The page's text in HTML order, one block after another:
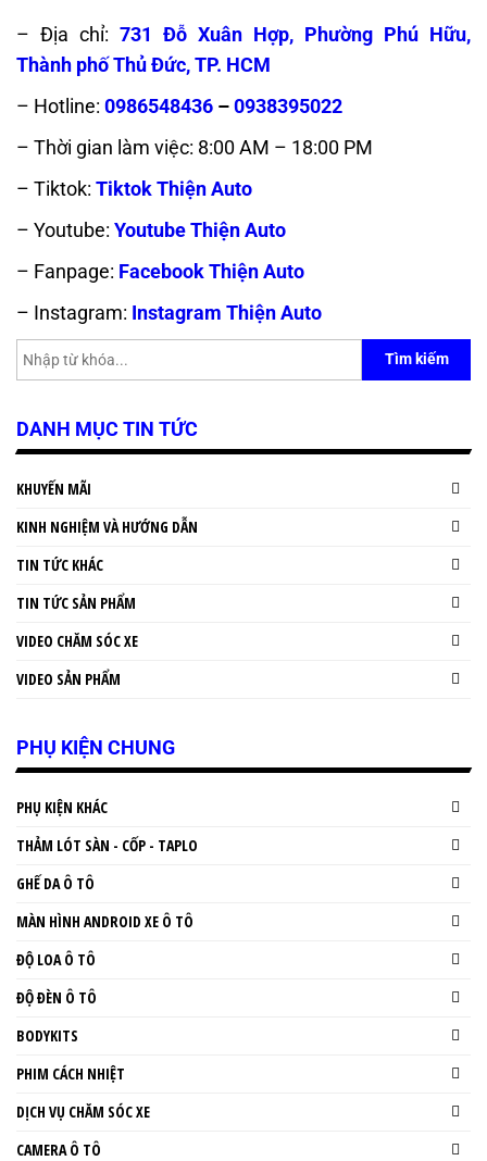
– Địa chỉ: 731 Đỗ Xuân Hợp, Phường Phú Hữu,
Thành phố Thủ Đức, TP. HCM
– Hotline: 0986548436 –0938395022
– Thời gian làm việc: 8:00 AM – 18:00 PM
– Tiktok: Tiktok Thiện Auto
– Youtube: Youtube Thiện Auto
– Fanpage: Facebook Thiện Auto
– Instagram: Instagram Thiện Auto
Tìm kiếm
DANH MỤC TIN TỨC
KHUYẾN MÃI
KINH NGHIỆM VÀ HƯỚNG DẪN
TIN TỨC KHÁC
TIN TỨC SẢN PHẨM
VIDEO CHĂM SÓC XE
VIDEO SẢN PHẨM
PHỤ KIỆN CHUNG
PHỤ KIỆN KHÁC
THẢM LÓT SÀN - CỐP - TAPLO
GHẾ DA Ô TÔ
MÀN HÌNH ANDROID XE Ô TÔ
ĐỘ LOA Ô TÔ
ĐỘ ĐÈN Ô TÔ
BODYKITS
PHIM CÁCH NHIỆT
DỊCH VỤ CHĂM SÓC XE
CAMERA Ô TÔ